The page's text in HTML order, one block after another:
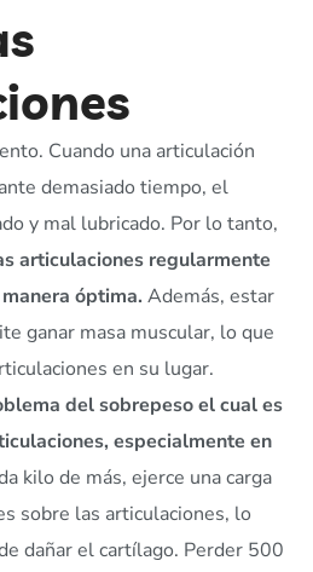
Cuando una articulación
demasiado tiempo, el
y mal lubricado. Por lo tanto,
articulaciones regularmente
óptima. Además, estar
ganar masa muscular, lo que
en su lugar.
del sobrepeso el cual es
especialmente en
kilo de más, ejerce una carga
sobre las articulaciones, lo
dañar el cartílago. Perder 500